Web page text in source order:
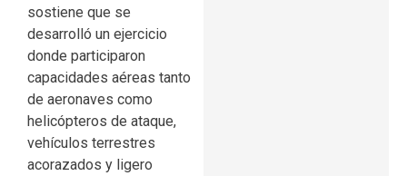
sostiene que se
desarrolló un ejercicio
donde participaron
capacidades aéreas tanto
de aeronaves como
helicópteros de ataque,
vehículos terrestres
acorazados y ligero